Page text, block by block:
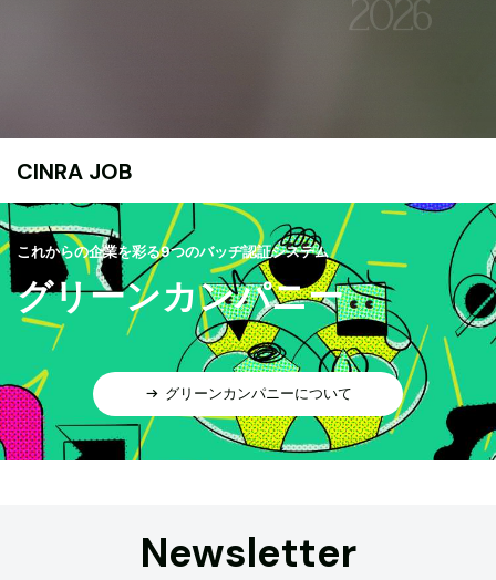
CINRA JOB
これからの企業を彩る9つのバッヂ認証システム
グリーンカンパニー
グリーンカンパニーについて
Newsletter